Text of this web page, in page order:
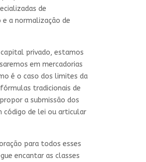
de
a normalização de
privado, estamos
em mercadorias
é o caso dos limites da
tradicionais de
a submissão dos
código de lei ou articular
para todos esses
encantar as classes